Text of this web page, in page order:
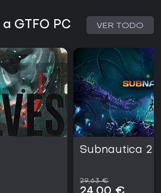
GTFO PC VER TODO
Subnautica 2
29,63 €